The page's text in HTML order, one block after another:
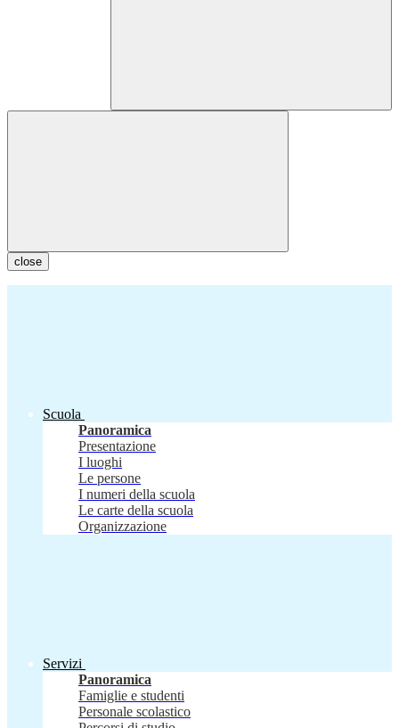
close
Scuola
Panoramica
Presentazione
I luoghi
Le persone
I numeri della scuola
Le carte della scuola
Organizzazione
Servizi
Panoramica
Famiglie e studenti
Personale scolastico